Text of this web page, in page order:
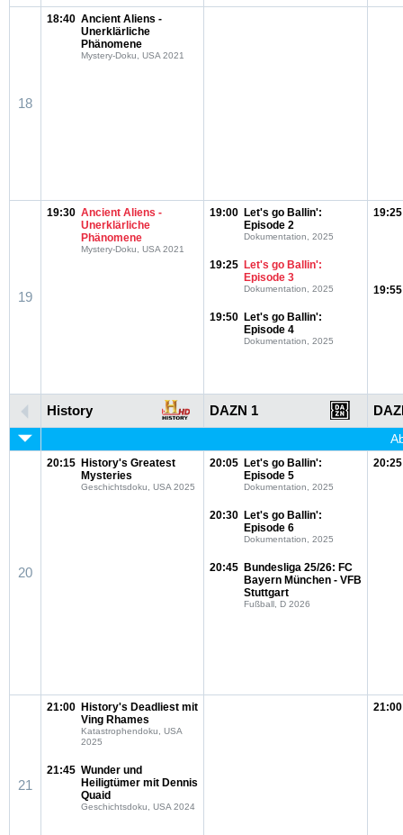
18
18:40 Ancient Aliens -
Unerklärliche
Phänomene
Mystery-Doku, USA 2021
19
19:30 Ancient Aliens -
Unerklärliche
Phänomene
Mystery-Doku, USA 2021
19:00 Let's go Ballin':
Episode 2
Dokumentation, 2025
19:25 Let's go Ballin':
Episode 3
Dokumentation, 2025
19:50 Let's go Ballin':
Episode 4
Dokumentation, 2025
19:25
19:55
History DAZN 1
20
20:15 History's Greatest
Mysteries
Geschichtsdoku, USA 2025
20:05 Let's go Ballin':
Episode 5
Dokumentation, 2025
20:30 Let's go Ballin':
Episode 6
Dokumentation, 2025
20:45 Bundesliga 25/26: FC
Bayern München - VFB
Stuttgart
Fußball, D 2026
20:25
21
21:00 History's Deadliest mit
Ving Rhames
Katastrophendoku, USA
2025
21:45 Wunder und
Heiligtümer mit Dennis
Quaid
Geschichtsdoku, USA 2024
21:00